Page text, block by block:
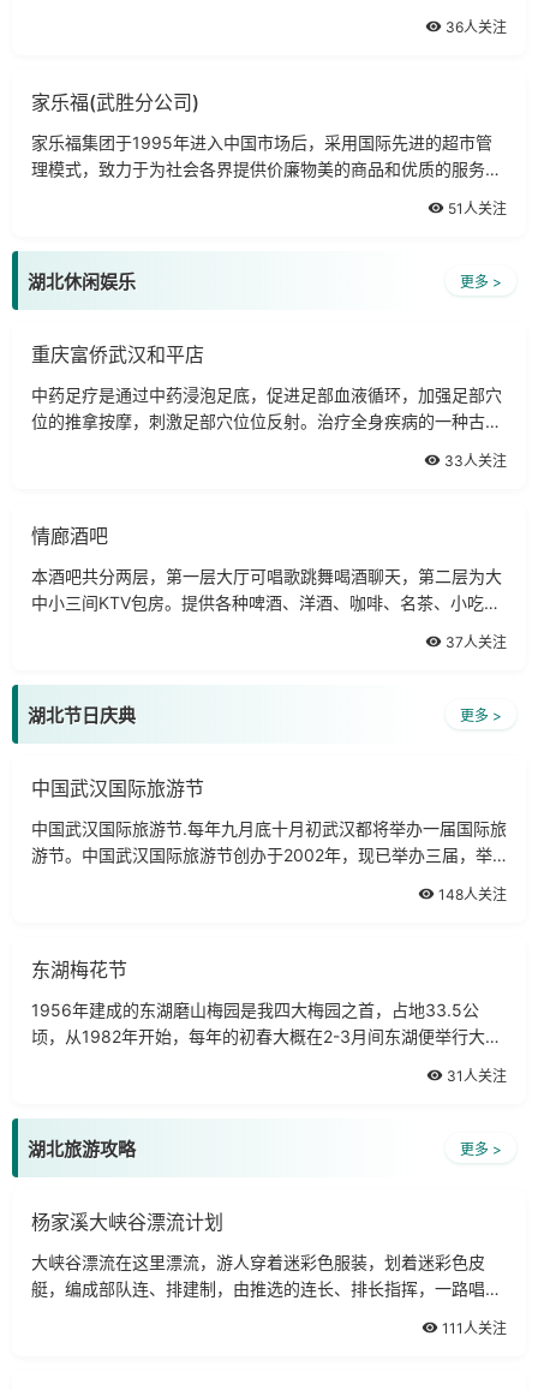
庄胜集团投资，采用日本SOGO先进管理方法和中国现代商业经
36人关注
家乐福(武胜分公司)
家乐福集团于1995年进入中国市场后，采用国际先进的超市管
理模式，致力于为社会各界提供价廉物美的商品和优质的服务，
等理念已经深入人心。如今，家乐福已成功地进入了中国的23个
城市，在北至哈尔滨、南至深圳、西至
51人关注
湖北休闲娱乐 更多 >
重庆富侨武汉和平店
中药足疗是通过中药浸泡足底，促进足部血液循环，加强足部穴
位的推拿按摩，刺激足部穴位位反射。治疗全身疾病的一种古老
33人关注
情廊酒吧
本酒吧共分两层，第一层大厅可唱歌跳舞喝酒聊天，第二层为大
中小三间KTV包房。提供各种啤酒、洋酒、咖啡、名茶、小吃等
37人关注
湖北节日庆典 更多 >
中国武汉国际旅游节
中国武汉国际旅游节.每年九月底十月初武汉都将举办一届国际旅
游节。中国武汉国际旅游节创办于2002年，现已举办三届，举
148人关注
东湖梅花节
1956年建成的东湖磨山梅园是我四大梅园之首，占地33.5公
顷，从1982年开始，每年的初春大概在2-3月间东湖便举行大型
31人关注
湖北旅游攻略 更多 >
杨家溪大峡谷漂流计划
大峡谷漂流在这里漂流，游人穿着迷彩色服装，划着迷彩色皮
艇，编成部队连、排建制，由推选的连长、排长指挥，一路唱军
111人关注